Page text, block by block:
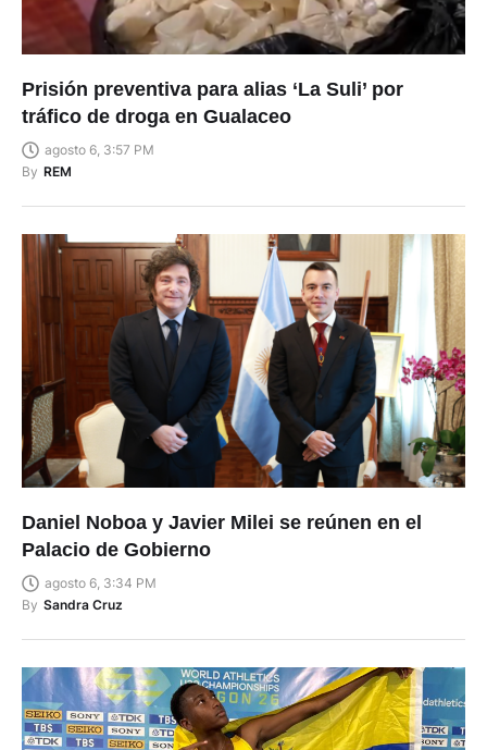
Prisión preventiva para alias ‘La Suli’ por
tráfico de droga en Gualaceo
agosto 6, 3:57 PM
By REM
Daniel Noboa y Javier Milei se reúnen en el
Palacio de Gobierno
agosto 6, 3:34 PM
By Sandra Cruz